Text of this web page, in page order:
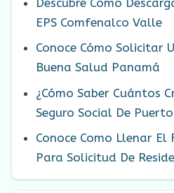
EPS Comfenalco Valle
Conoce Cómo Solicitar
Buena Salud Panamá
¿Cómo Saber Cuántos
Seguro Social De
Conoce Como Llenar El
Para Solicitud De